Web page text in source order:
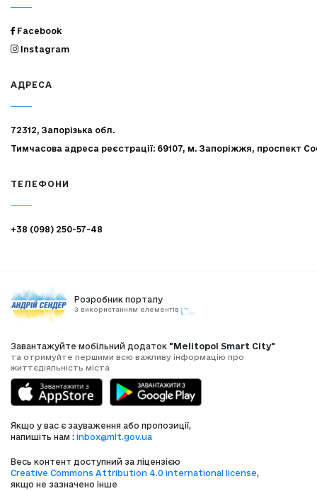
Facebook
Instagram
АДРЕСА
72312, Запорізька обл.
Тимчасова адреса реєстрації: 69107, м. Запоріжжя, проспект
ТЕЛЕФОНИ
+38 (098) 250-57-48
Розробник порталу
З використанням елементів
Завантажуйте мобільний додаток "Melitopol Smart City"
та отримуйте першими всю важливу інформацію про
життєдіяльність міста
Якщо у вас є зауваження або пропозиції,
напишіть нам : inbox@mlt.gov.ua
Весь контент доступний за ліцензією
Creative Commons Attribution 4.0 international license,
якщо не зазначено інше